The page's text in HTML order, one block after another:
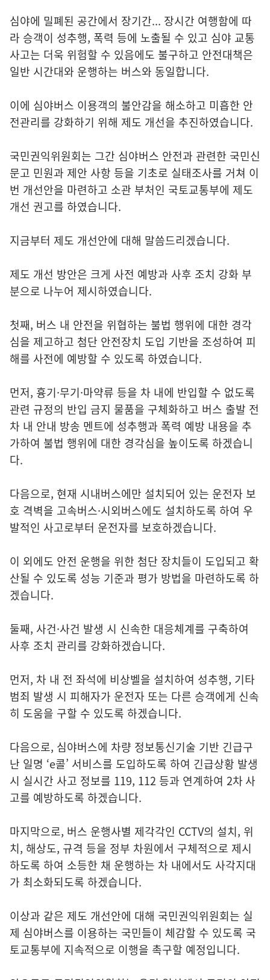
심야에 밀폐된 공간에서 장기간... 장시간 여행함에 따
라 승객이 성추행, 폭력 등에 노출될 수 있고 심야 교통
사고는 더욱 위험할 수 있음에도 불구하고 안전대책은
일반 시간대와 운행하는 버스와 동일합니다.
이에 심야버스 이용객의 불안감을 해소하고 미흡한 안
전관리를 강화하기 위해 제도 개선을 추진하였습니다.
국민권익위원회는 그간 심야버스 안전과 관련한 국민신
문고 민원과 제안 사항 등을 기초로 실태조사를 거쳐 이
번 개선안을 마련하고 소관 부처인 국토교통부에 제도
개선 권고를 하였습니다.
지금부터 제도 개선안에 대해 말씀드리겠습니다.
제도 개선 방안은 크게 사전 예방과 사후 조치 강화 부
분으로 나누어 제시하였습니다.
첫째, 버스 내 안전을 위협하는 불법 행위에 대한 경각
심을 제고하고 첨단 안전장치 도입 기반을 조성하여 피
해를 사전에 예방할 수 있도록 하였습니다.
먼저, 흉기·무기·마약류 등을 차 내에 반입할 수 없도록
관련 규정의 반입 금지 물품을 구체화하고 버스 출발 전
차 내 안내 방송 멘트에 성추행과 폭력 예방 내용을 추
가하여 불법 행위에 대한 경각심을 높이도록 하겠습니
다.
다음으로, 현재 시내버스에만 설치되어 있는 운전자 보
호 격벽을 고속버스·시외버스에도 설치하도록 하여 우
발적인 사고로부터 운전자를 보호하겠습니다.
이 외에도 안전 운행을 위한 첨단 장치들이 도입되고 확
산될 수 있도록 성능 기준과 평가 방법을 마련하도록 하
겠습니다.
둘째, 사건·사건 발생 시 신속한 대응체계를 구축하여
사후 조치 관리를 강화하겠습니다.
먼저, 차 내 전 좌석에 비상벨을 설치하여 성추행, 기타
범죄 발생 시 피해자가 운전자 또는 다른 승객에게 신속
히 도움을 구할 수 있도록 하겠습니다.
다음으로, 심야버스에 차량 정보통신기술 기반 긴급구
난 일명 ‘e콜’ 서비스를 도입하도록 하여 긴급상황 발생
시 실시간 사고 정보를 119, 112 등과 연계하여 2차 사
고를 예방하도록 하겠습니다.
마지막으로, 버스 운행사별 제각각인 CCTV의 설치, 위
치, 해상도, 규격 등을 정부 차원에서 구체적으로 제시
하도록 하여 소등한 채 운행하는 차 내에서도 사각지대
가 최소화되도록 하겠습니다.
이상과 같은 제도 개선안에 대해 국민권익위원회는 실
제 심야버스를 이용하는 국민들이 체감할 수 있도록 국
토교통부에 지속적으로 이행을 촉구할 예정입니다.